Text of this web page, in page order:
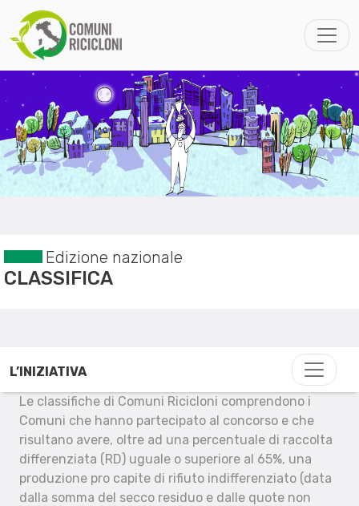
Edizione nazionale
CLASSIFICA
L’INIZIATIVA
Le classifiche di Comuni Ricicloni comprendono i
Comuni che hanno partecipato al concorso e che
risultano avere, oltre ad una percentuale di raccolta
differenziata (RD) uguale o superiore al 65%, una
produzione pro capite di rifiuto indifferenziato (data
dalla somma del secco residuo e dalle quote non